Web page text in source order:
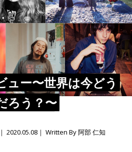
ュー〜世界は今どう
ろう？〜
2020.05.08 Written By 阿部 仁知